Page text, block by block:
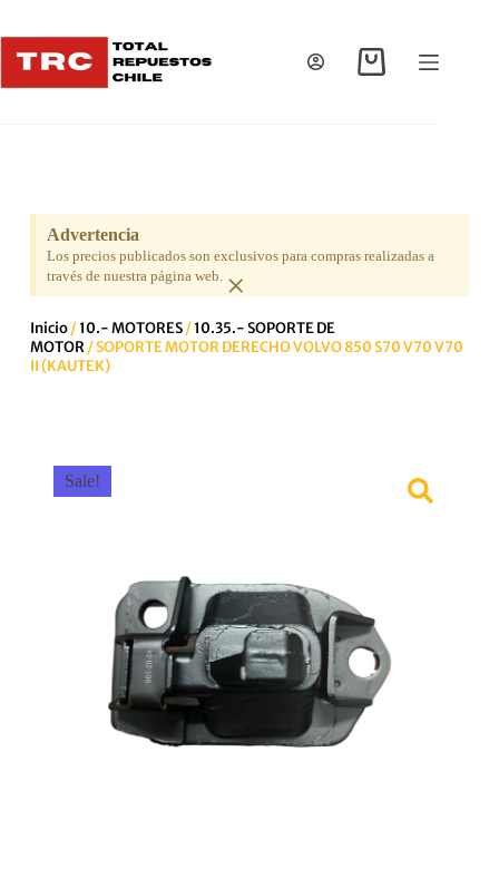
Advertencia
Los precios publicados son exclusivos para compras realizadas a
través de nuestra página web. ×
Inicio/10.- MOTORES/10.35.- SOPORTE DE
MOTOR/ SOPORTE MOTOR DERECHO VOLVO 850 S70 V70 V70
II (KAUTEK)
Sale!